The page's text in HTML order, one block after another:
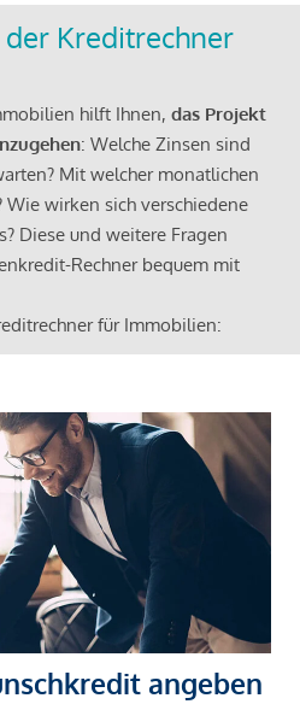
Kreditrechner
hilft Ihnen, das Projekt
: Welche Zinsen sind
Mit welcher monatlichen
Wie wirken sich verschiedene
Diese und weitere Fragen
Rechner bequem mit
für Immobilien:
angeben